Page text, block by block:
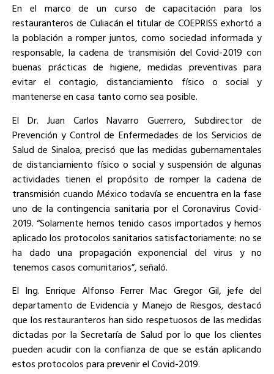
En el marco de un curso de capacitación para los
restauranteros de Culiacán el titular de COEPRISS exhortó a
la población a romper juntos, como sociedad informada y
responsable, la cadena de transmisión del Covid-2019 con
buenas prácticas de higiene, medidas preventivas para
evitar el contagio, distanciamiento físico o social y
mantenerse en casa tanto como sea posible.
El Dr. Juan Carlos Navarro Guerrero, Subdirector de
Prevención y Control de Enfermedades de los Servicios de
Salud de Sinaloa, precisó que las medidas gubernamentales
de distanciamiento físico o social y suspensión de algunas
actividades tienen el propósito de romper la cadena de
transmisión cuando México todavía se encuentra en la fase
uno de la contingencia sanitaria por el Coronavirus Covid-
2019. “Solamente hemos tenido casos importados y hemos
aplicado los protocolos sanitarios satisfactoriamente: no se
ha dado una propagación exponencial del virus y no
tenemos casos comunitarios”, señaló.
El Ing. Enrique Alfonso Ferrer Mac Gregor Gil, jefe del
departamento de Evidencia y Manejo de Riesgos, destacó
que los restauranteros han sido respetuosos de las medidas
dictadas por la Secretaría de Salud por lo que los clientes
pueden acudir con la confianza de que se están aplicando
estos protocolos para prevenir el Covid-2019.